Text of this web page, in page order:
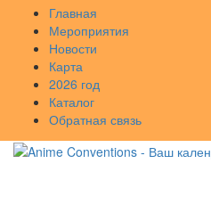
Главная
Мероприятия
Новости
Карта
2026 год
Каталог
Обратная связь